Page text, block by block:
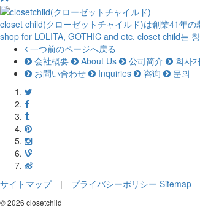
closet child(クローゼットチャイルド)は創業41年の
shop for LOLITA, GOTHIC and etc. closet child는
一つ前のページへ戻る
会社概要
About Us 公司简介
회사
お問い合わせ
Inquiries 咨询 문의
サイトマップ| プライバシーポリシー Sitemap
© 2026 closetchild